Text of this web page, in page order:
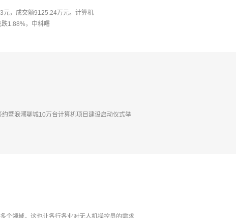
元，成交额9125.24万元。计算机
1.88%，中科曙
暨浪潮聊城10万台计算机项目建设启动仪式举
个领域，这也让各行各业对无人机操控员的需求